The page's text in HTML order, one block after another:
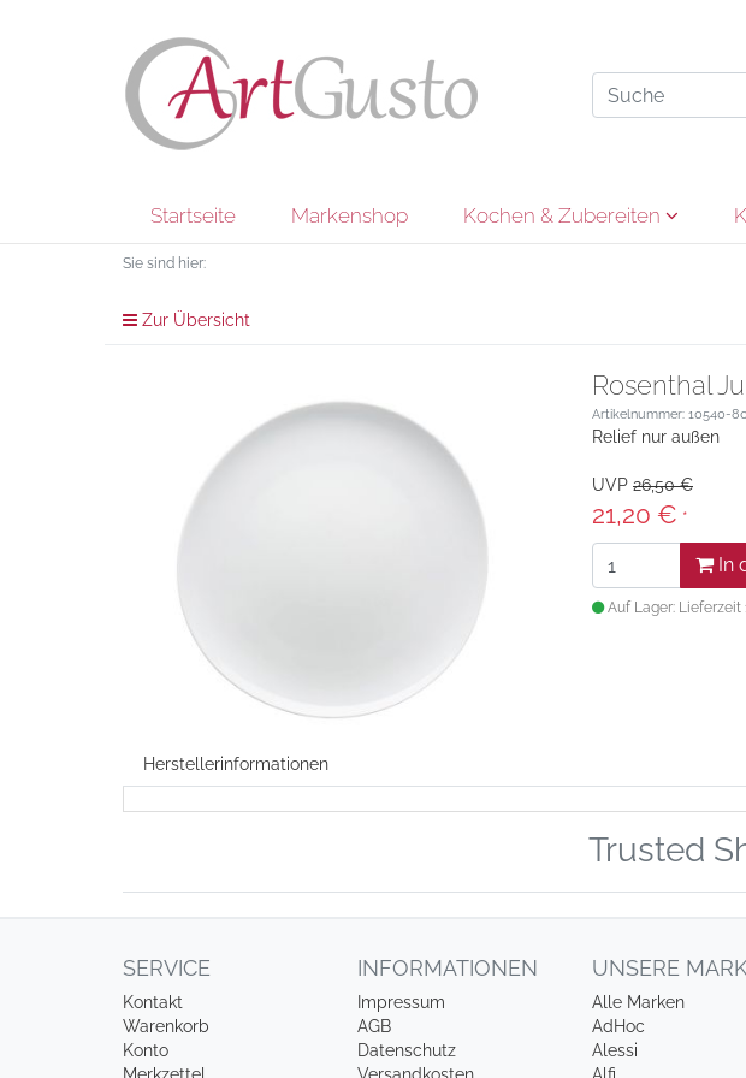
Startseite Markenshop Kochen & Zubereiten
Sie sind hier:
Zur Übersicht
Rosenthal
Artikelnummer: 10540-
Relief nur außen
UVP 26,50 €
21,20 € *
In
Auf Lager: Lieferzeit
Herstellerinformationen
Trusted
SERVICE
Kontakt
Warenkorb
Konto
Merkzettel
INFORMATIONEN
Impressum
AGB
Datenschutz
Versandkosten
UNSERE
Alle Marken
AdHoc
Alessi
Alfi